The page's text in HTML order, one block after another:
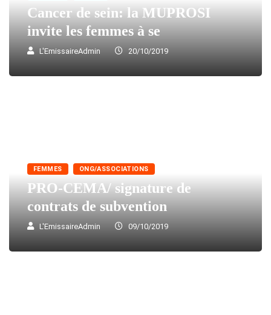
Cancer de sein: la MUPROSI
invite les femmes à se
L'EmissaireAdmin 20/10/2019
FEMMES ONG/ASSOCIATIONS
PRO-CEMA/ signature de
contrats de subvention
L'EmissaireAdmin 09/10/2019